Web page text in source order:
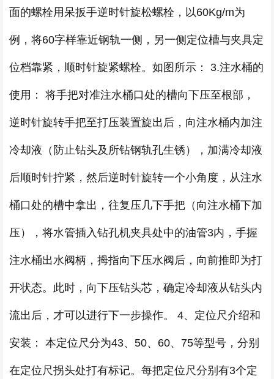
面的螺栓用呆扳手逆时针旋松螺栓，以60Kg/m为
例，将60字样靠近钢轨一侧，另一侧定位槽与夹具定
位档靠紧，顺时针旋紧螺栓。如图所示： 3.注水桶的
使用： 将手把对准注水桶口处的槽向下压至根部，
逆时针旋转手把至打压装置旋出后，向注水桶内加注
冷却液（防止钻头及所钻钢轨孔生锈），加满冷却液
后顺时针拧紧，然后逆时针旋转一个小角度，从注水
桶口处的槽中拿出，往复压几下手把（向注水桶下加
压），将水管插入钻孔机夹具处中的油管3内，手握
注水桶出水阀柄，拇指向下压水阀后，向前推即为打
开状态。此时，向下压钻头芯，确定冷却液从钻头内
流出后，才可以进行下一步操作。 4、定位尺介绍和
安装： 本定位尺分为43、50、60、75等型号，分别
在定位尺拐头处打有标记。每把定位尺分别有3个定